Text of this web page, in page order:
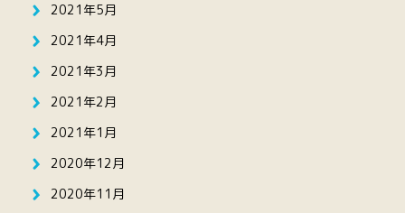
2021年5月
2021年4月
2021年3月
2021年2月
2021年1月
2020年12月
2020年11月